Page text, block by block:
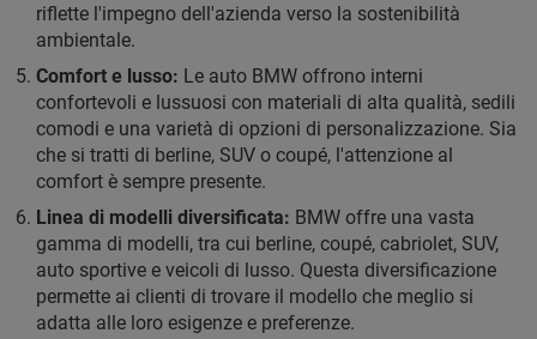
riflette l'impegno dell'azienda verso la sostenibilità
ambientale.
Comfort e lusso: Le auto BMW offrono interni
confortevoli e lussuosi con materiali di alta qualità, sedili
comodi e una varietà di opzioni di personalizzazione. Sia
che si tratti di berline, SUV o coupé, l'attenzione al
comfort è sempre presente.
Linea di modelli diversificata: BMW offre una vasta
gamma di modelli, tra cui berline, coupé, cabriolet, SUV,
auto sportive e veicoli di lusso. Questa diversificazione
permette ai clienti di trovare il modello che meglio si
adatta alle loro esigenze e preferenze.